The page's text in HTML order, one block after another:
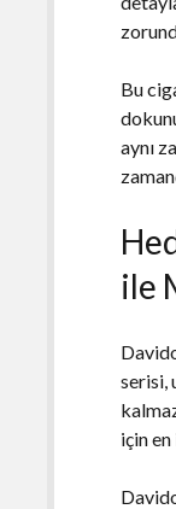
Bu
aynı
ile
serisi,
için